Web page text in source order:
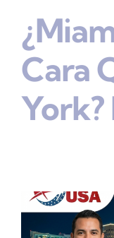
Cara
York?